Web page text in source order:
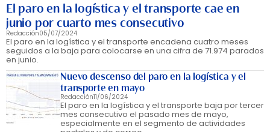
El paro en la logística y el transporte cae en
junio por cuarto mes consecutivo
Redacción05/07/2024
El paro en la logística y el transporte encadena cuatro meses
seguidos a la baja para colocarse en una cifra de 71.974 parados
en junio.
Nuevo descenso del paro en la logística y el
transporte en mayo
Redacción11/06/2024
El paro en la logística y el transporte baja por tercer
mes consecutivo el pasado mes de mayo,
especialmente en el segmento de actividades